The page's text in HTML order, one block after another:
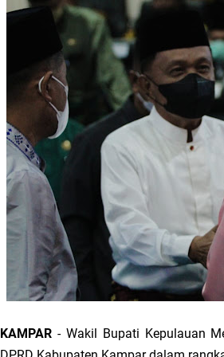
Wacana
Baru
Bupati Asmar
Pemerintah
Pemkab
133 Personel
Pengurus PWI
Wabup Muzamil
KAMPAR - Wakil Bupati Kepulauan